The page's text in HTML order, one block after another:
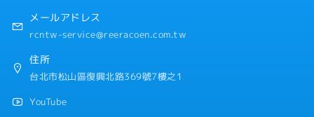
メールアドレス
rcntw-service@reeracoen.com.tw
住所
台北市松山區復興北路369號7樓之1
YouTube